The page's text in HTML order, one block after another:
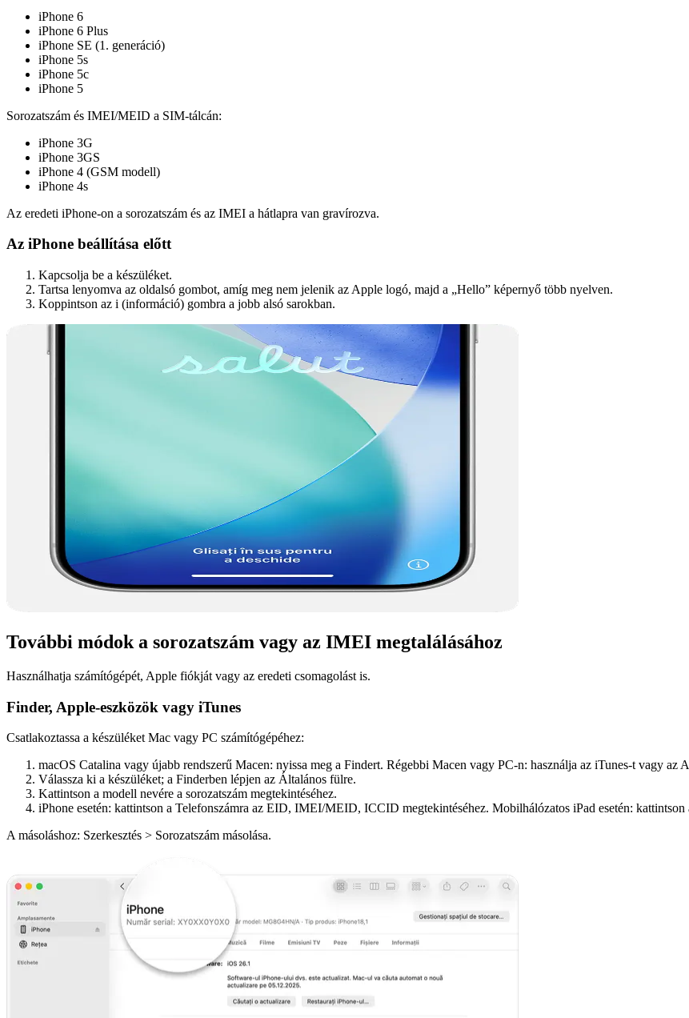
iPhone 6
iPhone 6 Plus
iPhone SE (1. generáció)
iPhone 5s
iPhone 5c
iPhone 5
Sorozatszám és IMEI/MEID a SIM-tálcán:
iPhone 3G
iPhone 3GS
iPhone 4 (GSM modell)
iPhone 4s
Az eredeti iPhone-on a sorozatszám és az IMEI a hátlapra van gravírozva.
Az iPhone beállítása előtt
Kapcsolja be a készüléket.
Tartsa lenyomva az oldalsó gombot, amíg meg nem jelenik az Apple logó, majd a „Hello” képernyő több nyelven.
Koppintson az i (információ) gombra a jobb alsó sarokban.
További módok a sorozatszám vagy az IMEI megtalálásához
Használhatja számítógépét, Apple fiókját vagy az eredeti csomagolást is.
Finder, Apple-eszközök vagy iTunes
Csatlakoztassa a készüléket Mac vagy PC számítógépéhez:
macOS Catalina vagy újabb rendszerű Macen: nyissa meg a Findert. Régebbi Macen vagy PC-n: használja az iTunes-t vagy az
Válassza ki a készüléket; a Finderben lépjen az Általános fülre.
Kattintson a modell nevére a sorozatszám megtekintéséhez.
iPhone esetén: kattintson a Telefonszámra az EID, IMEI/MEID, ICCID megtekintéséhez. Mobilhálózatos iPad esetén:
A másoláshoz: Szerkesztés > Sorozatszám másolása.